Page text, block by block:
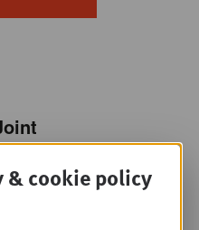
aan de
geen toeval!
& cookie policy